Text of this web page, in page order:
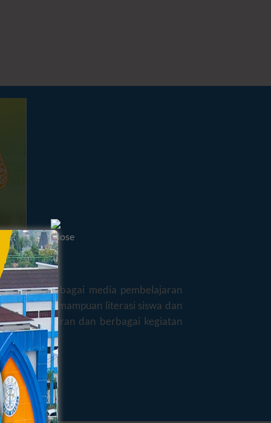
sebagai media pembelajaran
kemampuan literasi siswa dan
pembelajaran dan berbagai kegiatan